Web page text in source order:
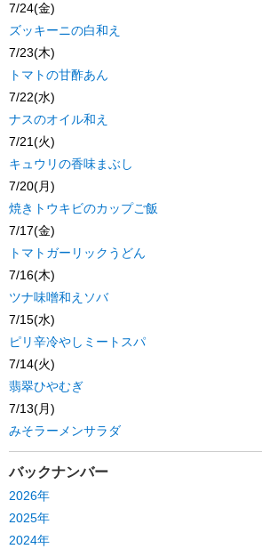
7/24(金)
ズッキーニの白和え
7/23(木)
トマトの甘酢あん
7/22(水)
ナスのオイル和え
7/21(火)
キュウリの香味まぶし
7/20(月)
焼きトウキビのカップご飯
7/17(金)
トマトガーリックうどん
7/16(木)
ツナ味噌和えソバ
7/15(水)
ピリ辛冷やしミートスパ
7/14(火)
翡翠ひやむぎ
7/13(月)
みそラーメンサラダ
バックナンバー
2026年
2025年
2024年